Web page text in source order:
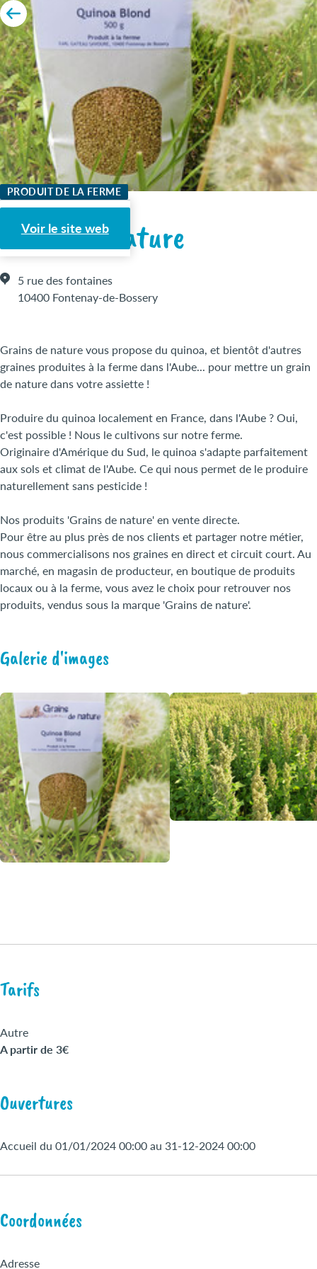
PRODUIT DE LA FERME
Voir le site web
grains de nature
5 rue des fontaines
10400 Fontenay-de-Bossery
Grains de nature vous propose du quinoa, et bientôt d'autres
graines produites à la ferme dans l'Aube... pour mettre un grain
de nature dans votre assiette !
Produire du quinoa localement en France, dans l'Aube ? Oui,
c'est possible ! Nous le cultivons sur notre ferme.
Originaire d'Amérique du Sud, le quinoa s'adapte parfaitement
aux sols et climat de l'Aube. Ce qui nous permet de le produire
naturellement sans pesticide !
Nos produits 'Grains de nature' en vente directe.
Pour être au plus près de nos clients et partager notre métier,
nous commercialisons nos graines en direct et circuit court. Au
marché, en magasin de producteur, en boutique de produits
locaux ou à la ferme, vous avez le choix pour retrouver nos
produits, vendus sous la marque 'Grains de nature'.
Galerie d'images
Tarifs
Autre
A partir de 3€
Ouvertures
Accueil du 01/01/2024 00:00 au 31-12-2024 00:00
Coordonnées
Adresse